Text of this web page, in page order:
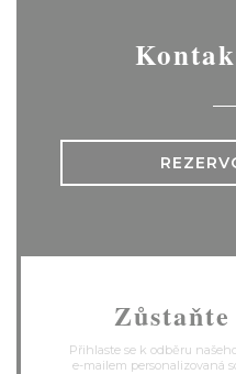
Přihlaste se k odběru
e-mailem personalizovaná